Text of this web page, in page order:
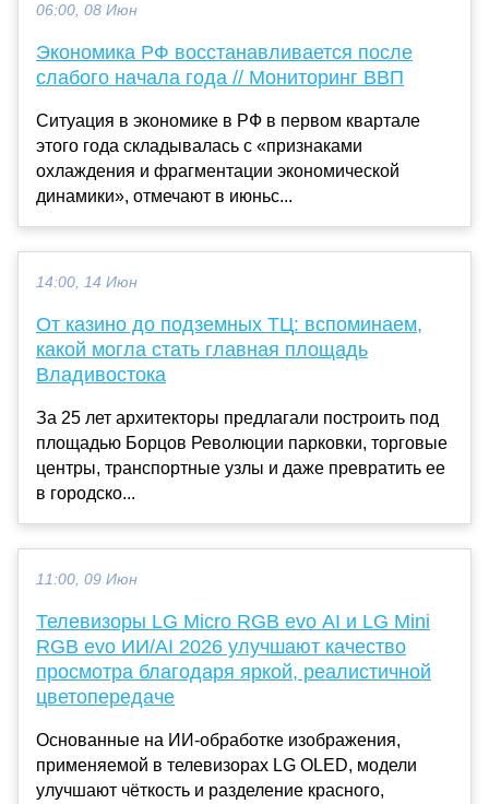
06:00, 08 Июн
Экономика РФ восстанавливается после
слабого начала года // Мониторинг ВВП
Ситуация в экономике в РФ в первом квартале
этого года складывалась с «признаками
охлаждения и фрагментации экономической
динамики», отмечают в июньс...
14:00, 14 Июн
От казино до подземных ТЦ: вспоминаем,
какой могла стать главная площадь
Владивостока
За 25 лет архитекторы предлагали построить под
площадью Борцов Революции парковки, торговые
центры, транспортные узлы и даже превратить ее
в городско...
11:00, 09 Июн
Телевизоры LG Micro RGB evo AI и LG Mini
RGB evo ИИ/AI 2026 улучшают качество
просмотра благодаря яркой, реалистичной
цветопередаче
Основанные на ИИ-обработке изображения,
применяемой в телевизорах LG OLED, модели
улучшают чёткость и разделение красного,